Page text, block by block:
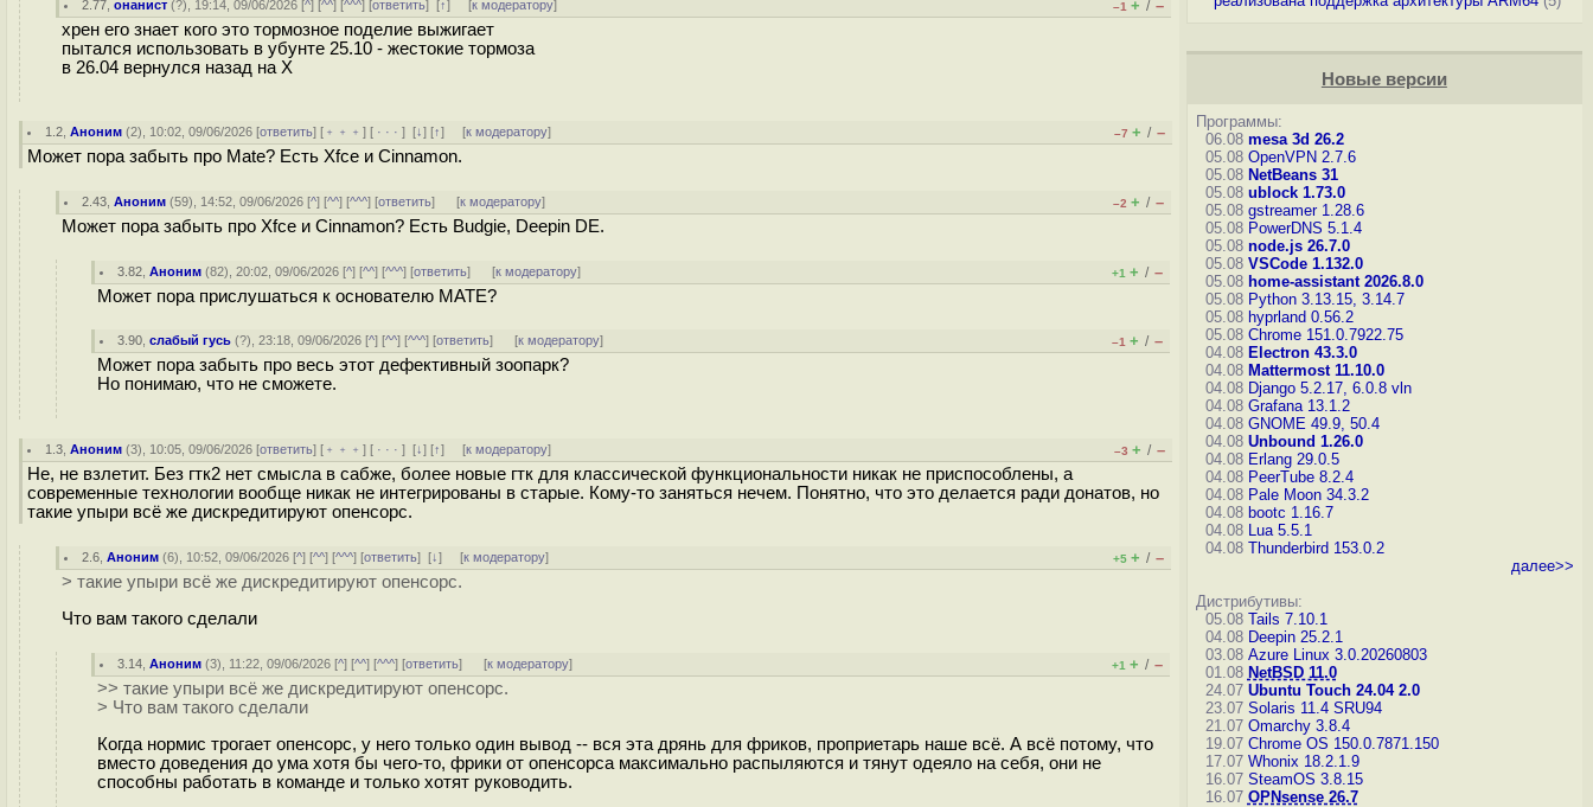
2.77 ,онанист (?), 19:14, 09/06/2026 [^] [^^] [^^^] [ответить][↑] [к модератору] –1 + / –
хрен его знает кого это тормозное поделие выжигает
пытался использовать в убунте 25.10 - жестокие тормоза
в 26.04 вернулся назад на X
1.2 ,Аноним (2), 10:02, 09/06/2026 [ответить] [ ﹢﹢﹢] [ · · ·][↓] [↑] [к модератору] –7 + / –
Может пора забыть про Mate? Есть Xfce и Cinnamon.
2.43 ,Аноним (59), 14:52, 09/06/2026 [^] [^^] [^^^] [ответить] [к модератору] –2 + / –
Может пора забыть про Xfce и Cinnamon? Есть Budgie, Deepin DE.
3.82 ,Аноним (82), 20:02, 09/06/2026 [^] [^^] [^^^] [ответить] [к модератору] +1 + / –
Может пора прислушаться к основателю MATE?
3.90 ,слабый гусь (?), 23:18, 09/06/2026 [^] [^^] [^^^] [ответить] [к модератору] –1 + / –
Может пора забыть про весь этот дефективный зоопарк?
Но понимаю, что не сможете.
1.3 ,Аноним (3), 10:05, 09/06/2026 [ответить] [ ﹢﹢﹢] [ · · ·][↓] [↑] [к модератору] –3 + / –
Не, не взлетит. Без гтк2 нет смысла в сабже, более новые гтк для классической функциональности никак не приспособлены, а
современные технологии вообще никак не интегрированы в старые. Кому-то заняться нечем. Понятно, что это делается ради донатов, но
такие упыри всё же дискредитируют опенсорс.
2.6 ,Аноним (6), 10:52, 09/06/2026 [^] [^^] [^^^] [ответить][↓] [к модератору] +5 + / –
> такие упыри всё же дискредитируют опенсорс.
Что вам такого сделали
3.14 ,Аноним (3), 11:22, 09/06/2026 [^] [^^] [^^^] [ответить] [к модератору] +1 + / –
>> такие упыри всё же дискредитируют опенсорс.
> Что вам такого сделали
Когда нормис трогает опенсорс, у него только один вывод -- вся эта дрянь для фриков, проприетарь наше всё. А всё потому, что
вместо доведения до ума хотя бы чего-то, фрики от опенсорса максимально распыляются и тянут одеяло на себя, они не
способны работать в команде и только хотят руководить.
Новые версии
Программы:
06.08 mesa 3d 26.2
05.08 OpenVPN 2.7.6
05.08 NetBeans 31
05.08 ublock 1.73.0
05.08 gstreamer 1.28.6
05.08 PowerDNS 5.1.4
05.08 node.js 26.7.0
05.08 VSCode 1.132.0
05.08 home-assistant 2026.8.0
05.08 Python 3.13.15, 3.14.7
05.08 hyprland 0.56.2
05.08 Chrome 151.0.7922.75
04.08 Electron 43.3.0
04.08 Mattermost 11.10.0
04.08 Django 5.2.17, 6.0.8 vln
04.08 Grafana 13.1.2
04.08 GNOME 49.9, 50.4
04.08 Unbound 1.26.0
04.08 Erlang 29.0.5
04.08 PeerTube 8.2.4
04.08 Pale Moon 34.3.2
04.08 bootc 1.16.7
04.08 Lua 5.5.1
04.08 Thunderbird 153.0.2
далее>>
Дистрибутивы:
05.08 Tails 7.10.1
04.08 Deepin 25.2.1
03.08 Azure Linux 3.0.20260803
01.08 NetBSD 11.0
24.07 Ubuntu Touch 24.04 2.0
23.07 Solaris 11.4 SRU94
21.07 Omarchy 3.8.4
19.07 Chrome OS 150.0.7871.150
17.07 Whonix 18.2.1.9
16.07 SteamOS 3.8.15
16.07 OPNsense 26.7